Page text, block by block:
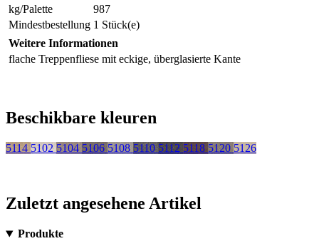
kg/Palette
987
Mindestbestellung 1 Stück(e)
Weitere Informationen
flache Treppenfliese mit eckige, überglasierte Kante
Beschikbare kleuren
5114 5102 5104 5106 5108 5110 5112 5118 5120 5126
Zuletzt angesehene Artikel
Produkte